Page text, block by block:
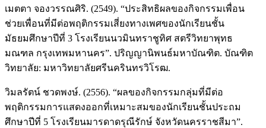
เมตตา จองวรรณศิริ. (2549). “ประสิทธิผลของกิจกรรมเพื่อน
ช่วยเพื่อนที่มีต่อพฤติกรรมเสี่ยงทางเพศของนักเรียนชั้น
มัธยมศึกษาปีที่ 3 โรงเรียนนวมินทราชูทิศ สตรีวิทยาพุทธ
มณฑล กรุงเทพมหานคร”. ปริญญานิพนธ์มหาบัณฑิต. บัณฑิต
วิทยาลัย: มหาวิทยาลัยศรีนครินทรวิโรฒ.
วิมลรัตน์ ชวดพงษ์. (2556). “ผลของกิจกรรมกลุ่มที่มีต่อ
พฤติกรรมการแสดงออกที่เหมาะสมของนักเรียนชั้นประถม
ศึกษาปีที่ 5 โรงเรียนมารดาดรุณีรักษ์ จังหวัดนครราชสีมา”.